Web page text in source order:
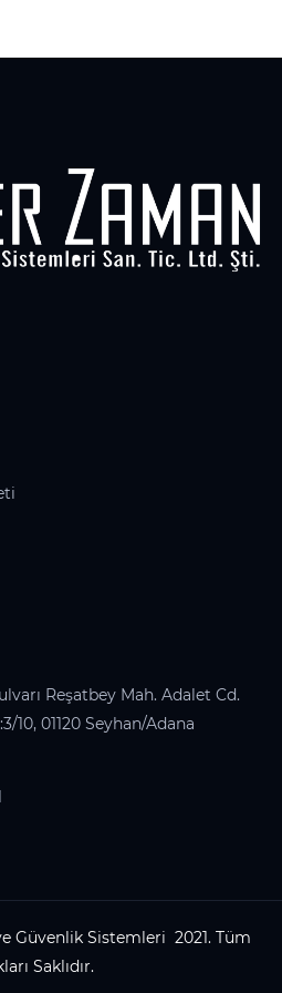
Reşatbey Mah. Adalet Cd.
10, 01120 Seyhan/Adana
Güvenlik Sistemleri 2021. Tüm
Saklıdır.